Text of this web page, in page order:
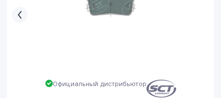
Официальный дистрибьютор